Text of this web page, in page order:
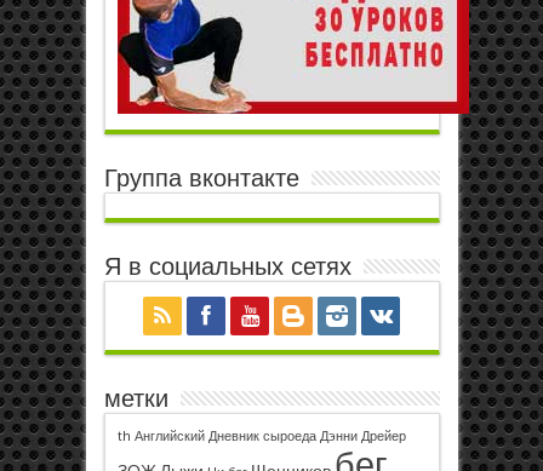
Группа вконтакте
Я в социальных сетях
метки
th Английский Дневник сыроеда Дэнни Дрейер